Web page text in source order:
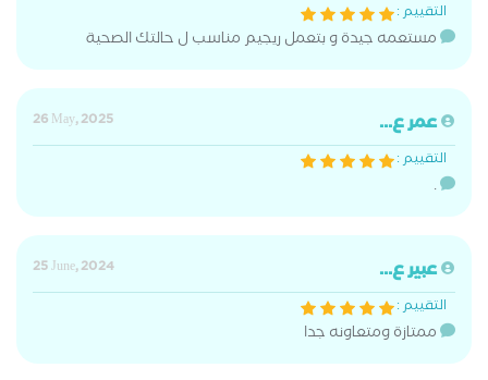
التقييم :
مستعمه جيدة و بتعمل ريجيم مناسب ل حالتك الصحية
عمر ع...
26 May, 2025
التقييم :
.
عبير ع...
25 June, 2024
التقييم :
ممتازة ومتعاونه جدا